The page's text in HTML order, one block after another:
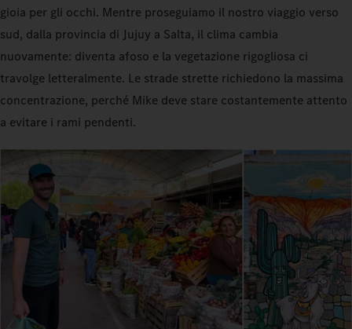
gioia per gli occhi. Mentre proseguiamo il nostro viaggio verso
sud, dalla provincia di Jujuy a Salta, il clima cambia
nuovamente: diventa afoso e la vegetazione rigogliosa ci
travolge letteralmente. Le strade strette richiedono la massima
concentrazione, perché Mike deve stare costantemente attento
a evitare i rami pendenti.